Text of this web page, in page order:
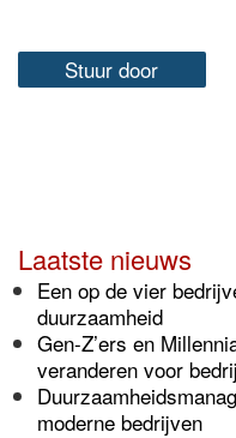
Stuur door
Laatste nieuws
Een op de vier
duurzaamheid
Gen-Z’ers en
veranderen voor
moderne bedrijven